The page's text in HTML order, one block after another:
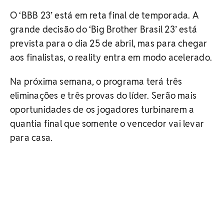
O ‘BBB 23’ está em reta final de temporada. A
grande decisão do ‘Big Brother Brasil 23’ está
prevista para o dia 25 de abril, mas para chegar
aos finalistas, o reality entra em modo acelerado.
Na próxima semana, o programa terá três
eliminações e três provas do líder. Serão mais
oportunidades de os jogadores turbinarem a
quantia final que somente o vencedor vai levar
para casa.